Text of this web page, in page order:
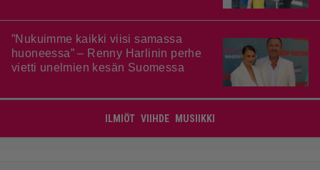
”Nukuimme kaikki viisi samassa
huoneessa” – Renny Harlinin perhe
vietti unelmien kesän Suomessa
ILMIÖT VIIHDE MUSIIKKI